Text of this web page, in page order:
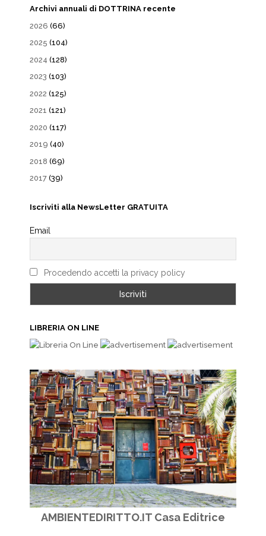
Archivi annuali di DOTTRINA recente
2026 (66)
2025 (104)
2024 (128)
2023 (103)
2022 (125)
2021 (121)
2020 (117)
2019 (40)
2018 (69)
2017 (39)
Iscriviti alla NewsLetter GRATUITA
Email
Procedendo accetti la privacy policy
LIBRERIA ON LINE
AMBIENTEDIRITTO.IT Casa Editrice